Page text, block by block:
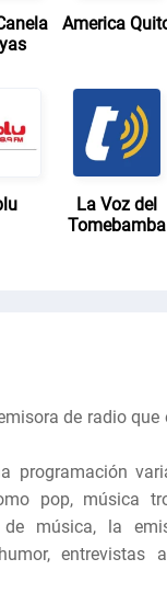
America
La Voz del
Tomebamba
de radio
programación
pop, música
de música, la
entrevistas